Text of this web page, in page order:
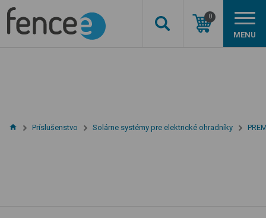
0
MENU
Príslušenstvo Solárne systémy pre elektrické ohradníky